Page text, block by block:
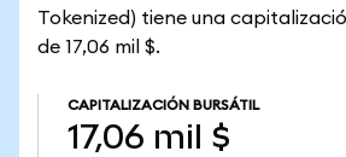
Tokenized) tiene una
de 17,06 mil $.
CAPITALIZACIÓN BURSÁTIL
17,06 mil $